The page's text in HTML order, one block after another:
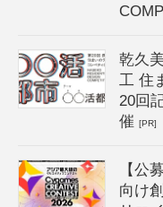
乾久
工 住
20回
催[PR]
【公
向け